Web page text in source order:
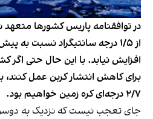
در توافقنامه پاریس کشورها
از ۱/۵ درجه سانتیگراد نسبت
افزایش نیابد. با این حال حتی اگر
برای کاهش انتشار کربن عمل
۲/۷ درجه‌ای کره زمین خواهیم بود.
جای تعجب نیست که نزدیک به